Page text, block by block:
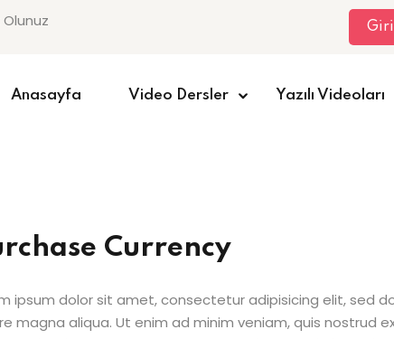
Anasayfa Video Dersler Yazılı Videoları
Currency
ipsum dolor sit amet, consectetur adipisicing elit, sed
magna aliqua. Ut enim ad minim veniam, quis nostrud